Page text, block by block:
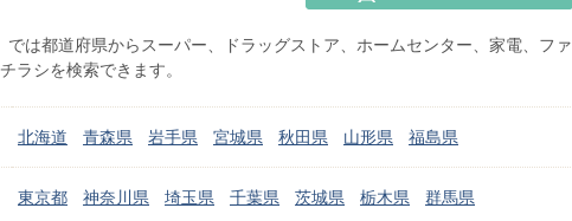
では都道府県からスーパー、ドラッグストア、ホームセンター、家電、ファ
ラシを検索できます。
北海道 青森県 岩手県 宮城県 秋田県 山形県 福島県
東京都 神奈川県 埼玉県 千葉県 茨城県 栃木県 群馬県